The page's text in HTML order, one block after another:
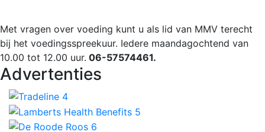
Met vragen over voeding kunt u als lid van MMV terecht
bij het voedingsspreekuur. Iedere maandagochtend van
10.00 tot 12.00 uur. 06-57574461.
Advertenties